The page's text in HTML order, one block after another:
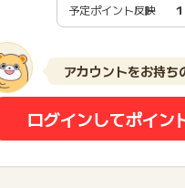
予定ポイント反映
アカウントをお持ち
ログインしてポイン